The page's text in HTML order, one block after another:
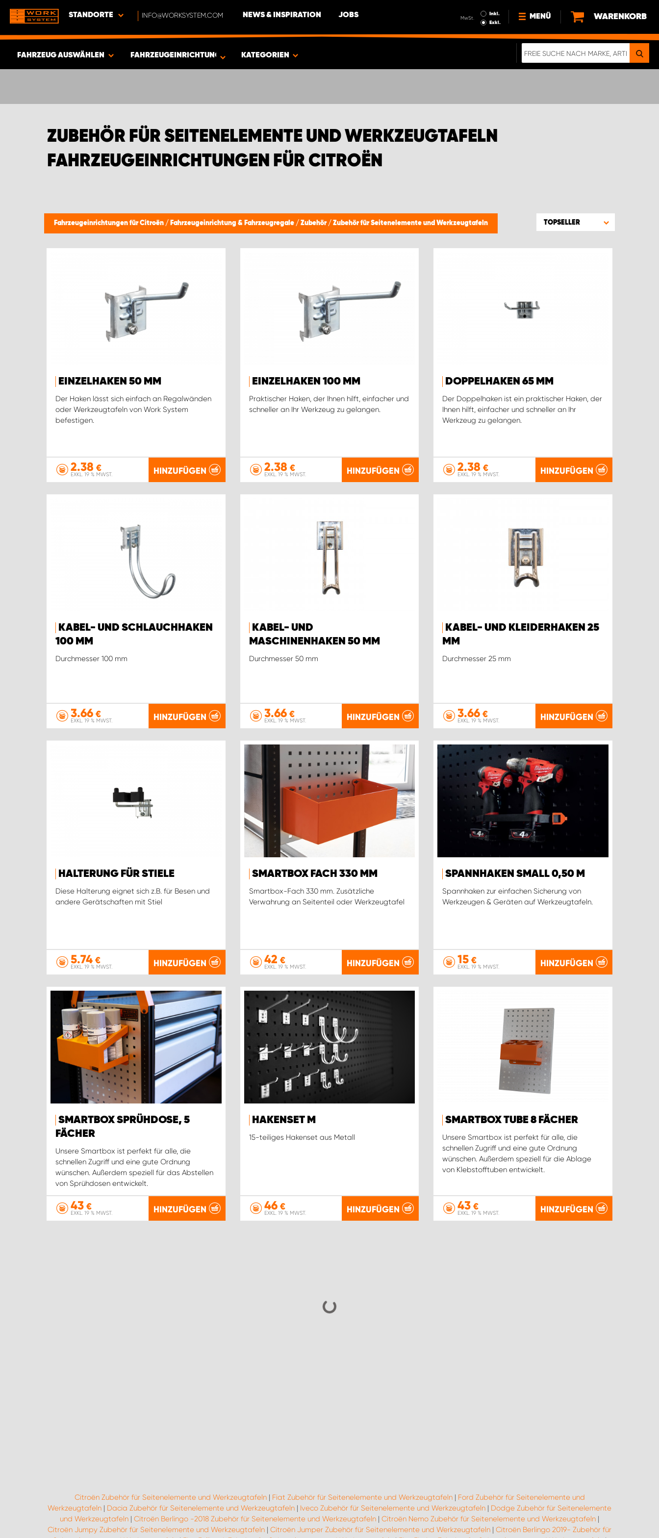
STANDORTE INFO@WORKSYSTEM.COM NEWS & INSPIRATION JOBS MwSt.
Inkl.
Exkl.
MENÜ
NEWS
WARENKORB
FAHRZEUG AUSWÄHLEN
ARTIKEL
FAHRZEUGEINRICHTUNGEN FÜR CITROËN
KATEGORIEN
ZUBEHÖR FÜR SEITENELEMENTE UND WERKZEUGTAFELN
FAHRZEUGEINRICHTUNGEN FÜR CITROËN
Fahrzeugeinrichtungen für Citroën / Fahrzeugeinrichtung & Fahrzeugregale / Zubehör / Zubehör für Seitenelemente und Werkzeugtafeln TOPSELLER
EINZELHAKEN 50 MM
Der Haken lässt sich einfach an Regalwänden
oder Werkzeugtafeln von Work System
befestigen.
2.38 €
EXKL. 19 % MWST. HINZUFÜGEN
EINZELHAKEN 100 MM
Praktischer Haken, der Ihnen hilft, einfacher und
schneller an Ihr Werkzeug zu gelangen.
2.38 €
EXKL. 19 % MWST. HINZUFÜGEN
DOPPELHAKEN 65 MM
Der Doppelhaken ist ein praktischer Haken, der
Ihnen hilft, einfacher und schneller an Ihr
Werkzeug zu gelangen.
2.38 €
EXKL. 19 % MWST. HINZUFÜGEN
KABEL- UND SCHLAUCHHAKEN
100 MM
Durchmesser 100 mm
3.66 €
EXKL. 19 % MWST. HINZUFÜGEN
KABEL- UND
MASCHINENHAKEN 50 MM
Durchmesser 50 mm
3.66€
EXKL. 19 % MWST. HINZUFÜGEN
KABEL- UND KLEIDERHAKEN 25
MM
Durchmesser 25 mm
3.66 €
EXKL. 19 % MWST. HINZUFÜGEN
HALTERUNG FÜR STIELE
Diese Halterung eignet sich z.B. für Besen und
andere Gerätschaften mit Stiel
5.74 €
EXKL. 19 % MWST. HINZUFÜGEN
SMARTBOX FACH 330 MM
Smartbox-Fach 330 mm. Zusätzliche
Verwahrung an Seitenteil oder Werkzeugtafel
42 €
EXKL. 19 % MWST. HINZUFÜGEN
SPANNHAKEN SMALL 0,50 M
Spannhaken zur einfachen Sicherung von
Werkzeugen & Geräten auf Werkzeugtafeln.
15 €
EXKL. 19 % MWST. HINZUFÜGEN
SMARTBOX SPRÜHDOSE, 5
FÄCHER
Unsere Smartbox ist perfekt für alle, die
schnellen Zugriff und eine gute Ordnung
wünschen. Außerdem speziell für das Abstellen
von Sprühdosen entwickelt.
43 €
EXKL. 19 % MWST. HINZUFÜGEN
HAKENSET M
15-teiliges Hakenset aus Metall
46€
EXKL. 19 % MWST. HINZUFÜGEN
SMARTBOX TUBE 8 FÄCHER
Unsere Smartbox ist perfekt für alle, die
schnellen Zugriff und eine gute Ordnung
wünschen. Außerdem speziell für die Ablage
von Klebstofftuben entwickelt.
43 €
EXKL. 19 % MWST. HINZUFÜGEN
Citroën Zubehör für Seitenelemente und Werkzeugtafeln| Fiat Zubehör für Seitenelemente und Werkzeugtafeln| Ford Zubehör für Seitenelemente und
Werkzeugtafeln | Dacia Zubehör für Seitenelemente und Werkzeugtafeln | Iveco Zubehör für Seitenelemente und Werkzeugtafeln | Dodge Zubehör für Seitenelemente
und Werkzeugtafeln | Citroën Berlingo -2018 Zubehör für Seitenelemente und Werkzeugtafeln | Citroën Nemo Zubehör für Seitenelemente und Werkzeugtafeln |
Citroën Jumpy Zubehör für Seitenelemente und Werkzeugtafeln | Citroën Jumper Zubehör für Seitenelemente und Werkzeugtafeln | Citroën Berlingo 2019- Zubehör für